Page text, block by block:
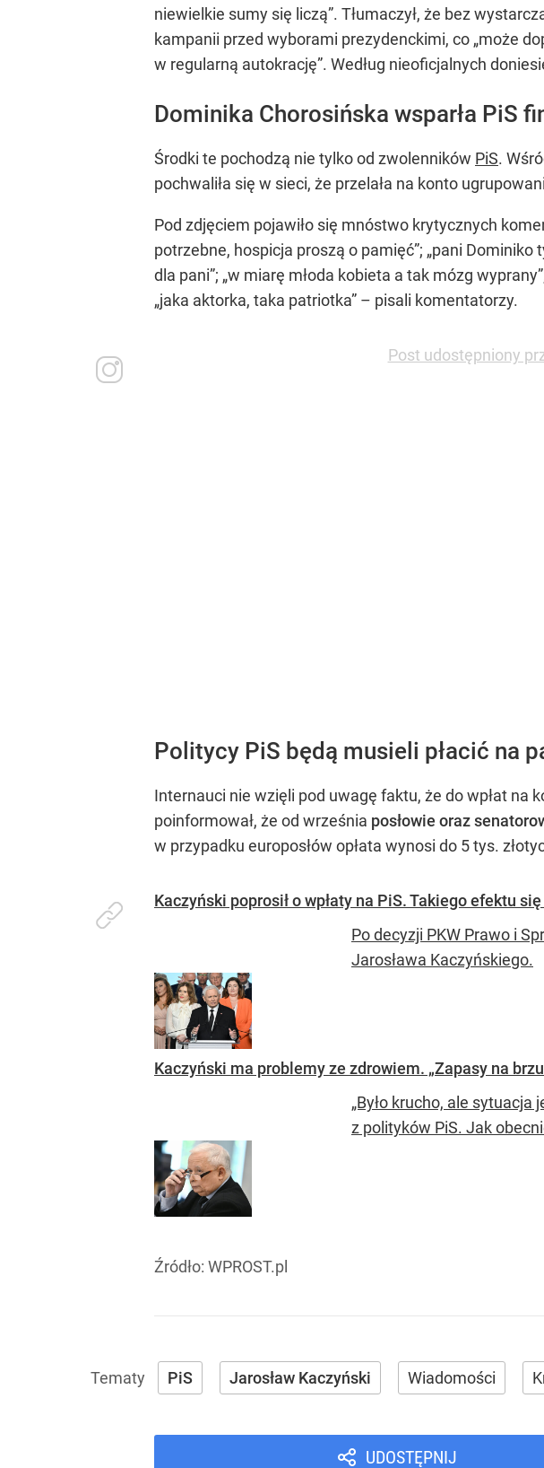
niewielkie sumy się liczą”. Tłumaczył, że bez
kampanii przed wyborami prezydenckimi, co „może
w regularną autokrację”. Według nieoficjalnych
Dominika Chorosińska wsparła PiS
Środki te pochodzą nie tylko od zwolenników PiS.
pochwaliła się w sieci, że przelała na konto
Pod zdjęciem pojawiło się mnóstwo krytycznych
potrzebne, hospicja proszą o pamięć”; „pani Dominiko
dla pani”; „w miarę młoda kobieta a tak mózg
„jaka aktorka, taka patriotka” – pisali komentatorzy.
Post udostępniony
Politycy PiS będą musieli płacić na
Internauci nie wzięli pod uwagę faktu, że do wpłat na
poinformował, że od września posłowie oraz
w przypadku europosłów opłata wynosi do 5 tys.
Kaczyński poprosił o wpłaty na PiS. Takiego efektu
Po decyzji PKW Prawo i
Jarosława Kaczyńskiego.
Kaczyński ma problemy ze zdrowiem. „Zapasy na
„Było krucho, ale
z polityków PiS. Jak
Źródło: WPROST.pl
PiS Jarosław Kaczyński Wiadomości
UDOSTĘPNIJ